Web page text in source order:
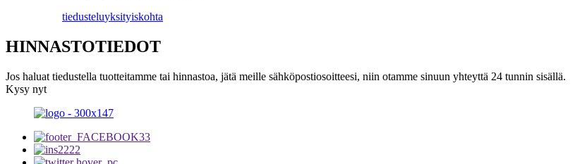
tiedusteluyksityiskohta
HINNASTOTIEDOT
Jos haluat tiedustella tuotteitamme tai hinnastoa, jätä meille sähköpostiosoitteesi, niin otamme sinuun yhteyttä 24 tunnin sisällä.
Kysy nyt